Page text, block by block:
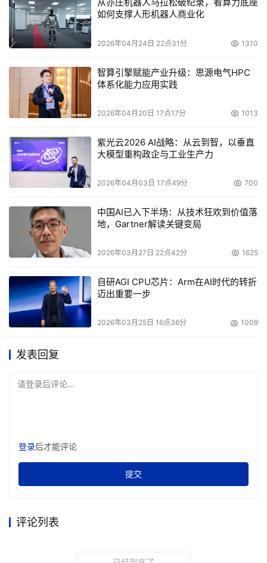
从亦庄机器人马拉松破纪录，看算力底座
如何支撑人形机器人商业化
2026年04月24日 22点31分 1310
智算引擎赋能产业升级：思源电气HPC
体系化能力应用实践
2026年04月20日 17点17分 1013
紫光云2026 AI战略：从云到智，以垂直
大模型重构政企与工业生产力
2026年04月03日 17点49分 700
中国AI已入下半场：从技术狂欢到价值落
地，Gartner解读关键变局
2026年03月27日 22点42分 1625
自研AGI CPU芯片：Arm在AI时代的转折
迈出重要一步
2026年03月25日 16点36分 1009
发表回复
请登录后评论...
登录后才能评论
提交
评论列表